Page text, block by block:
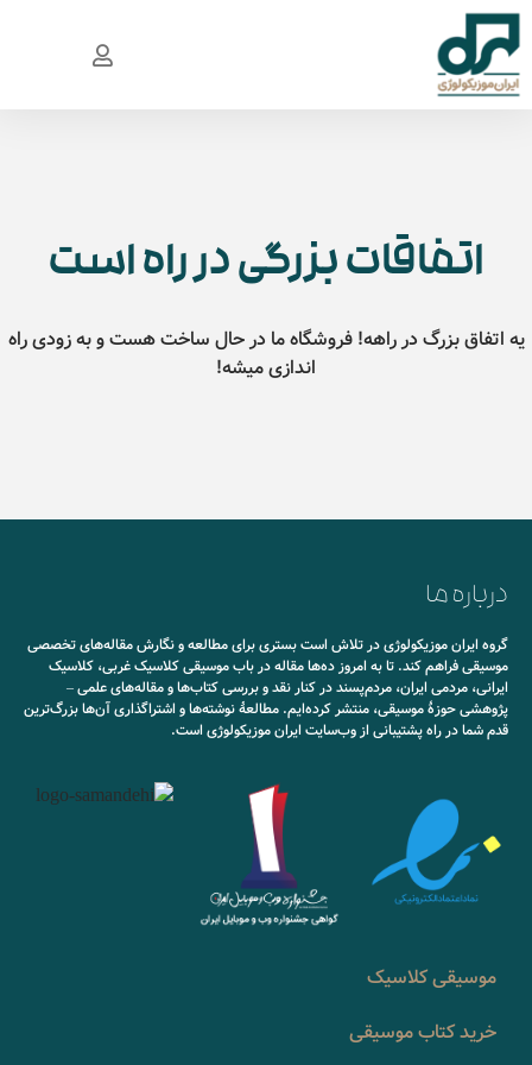
اتفاقات بزرگی در راه است
یه اتفاق بزرگ در راهه! فروشگاه ما در حال ساخت هست و به زودی راه
اندازی میشه!
درباره ما
گروه ایران موزیکولوژی در تلاش است بستری برای مطالعه و نگارش مقاله‌های تخصصی
موسیقی فراهم کند. تا به امروز ده‌ها مقاله در باب موسیقی کلاسیک غربی، کلاسیک
ایرانی، مردمی ایران، مردم‌پسند در کنار نقد و بررسی کتاب‌ها و مقاله‌های علمی –
پژوهشی حوزۀ موسیقی، منتشر کرده‌ایم. مطالعۀ نوشته‌ها و اشتراگذاری آن‌ها بزرگ‌ترین
قدم شما در راه پشتیبانی از وب‌سایت ایران موزیکولوژی است.
موسیقی کلاسیک
خرید کتاب موسیقی